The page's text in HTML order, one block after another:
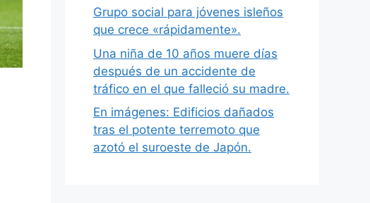
Grupo social para jóvenes isleños
que crece «rápidamente».
Una niña de 10 años muere días
después de un accidente de
tráfico en el que falleció su madre.
En imágenes: Edificios dañados
tras el potente terremoto que
azotó el suroeste de Japón.